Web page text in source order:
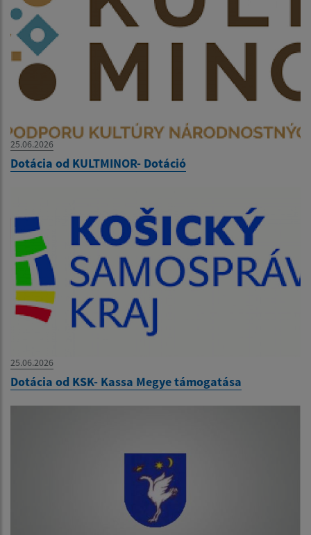
25.06.2026
Dotácia od KULTMINOR- Dotáció
25.06.2026
Dotácia od KSK- Kassa Megye támogatása